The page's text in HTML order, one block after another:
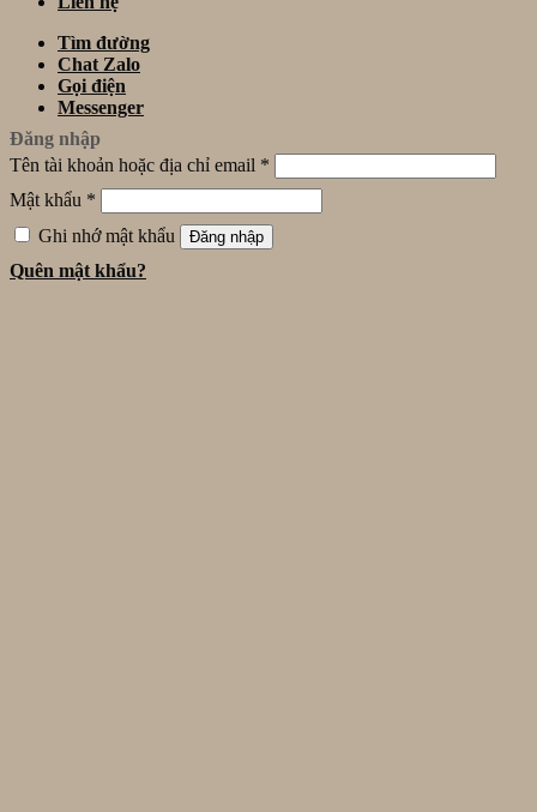
Tìm đường
Chat Zalo
Gọi điện
Messenger
Đăng nhập
Tên tài khoản hoặc địa chỉ email *
Mật khẩu *
Ghi nhớ mật khẩu
Đăng nhập
Quên mật khẩu?